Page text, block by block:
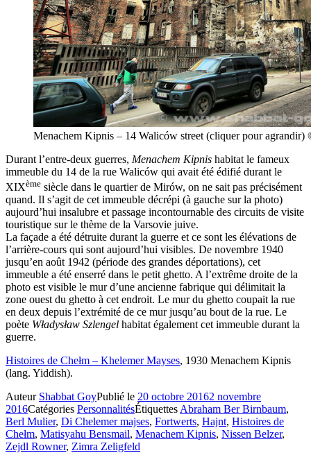
Menachem Kipnis – 14 Waliców street (cliquer pour
Durant l’entre-deux guerres, Menachem Kipnis habitat le fameux
immeuble du 14 de la rue Waliców qui avait été édifié durant le
XIXème siècle dans le quartier de Mirów, on ne sait pas précisément
quand. Il s’agit de cet immeuble décrépi (à gauche sur la photo)
aujourd’hui insalubre et passage incontournable des circuits de visite
touristique sur le thème de la Varsovie juive.
La façade a été détruite durant la guerre et ce sont les élévations de
l’arrière-cours qui sont aujourd’hui visibles. De novembre 1940
jusqu’en août 1942 (période des grandes déportations), cet
immeuble a été enserré dans le petit ghetto. A l’extrême droite de la
photo est visible le mur d’une ancienne fabrique qui délimitait la
zone ouest du ghetto à cet endroit. Le mur du ghetto coupait la rue
en deux depuis l’extrémité de ce mur jusqu’au bout de la rue. Le
poète Władysław Szlengel habitat également cet immeuble durant la
guerre.
Histoires de Chełm – Khelemer Mayses, 1930 Menachem Kipnis
(lang. Yiddish).
Auteur Shabbat GoyPublié le 20 octobre 20162 novembre
2016Catégories PersonnalitésÉtiquettes Abraham Ber Birnbaum,
Berl Mulier, Di Chelemer majses, Fortwerts, Hajnt, Histoires de
Chełm, Matisyahu Bensmail, Menachem Kipnis, Nissen Belzer,
Zejdl Rowner, Zimra Zeligfeld